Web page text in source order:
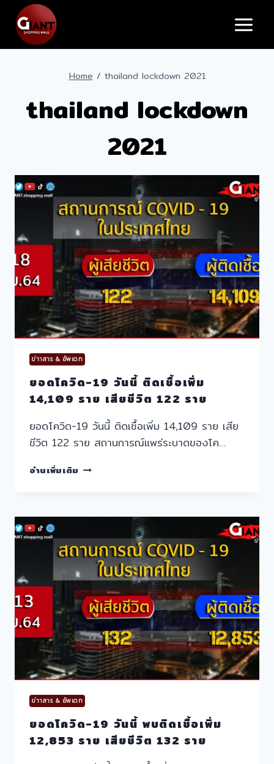
content
Home / thailand lockdown 2021
thailand lockdown
2021
ข่าาสาร & อัพเดท
ยอดโควิด-19 วันนี้ ติดเชื้อเพิ่ม
14,109 ราย เสียชีวิต 122 ราย
ยอดโควิด-19 วันนี้ ติดเชื้อเพิ่ม 14,109 ราย เสีย
ชีวิต 122 ราย สถานการณ์แพร่ระบาดของโค…
อ่านเพิ่มเติม ยอด
นี้
เชื้อ
เพิ่ม
14,109
ราย
เสีย
ชีวิต
122
ราย
ข่าาสาร & อัพเดท
ยอดโควิด-19 วันนี้ พบติดเชื้อเพิ่ม
12,853 ราย เสียชีวิต 132 ราย